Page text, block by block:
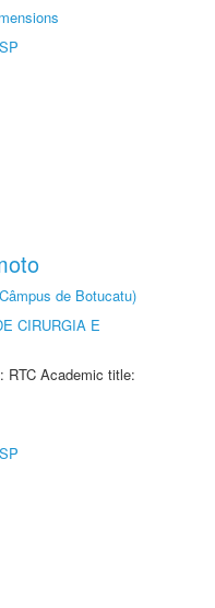
de Botucatu)
CIRURGIA E
RTC Academic title: